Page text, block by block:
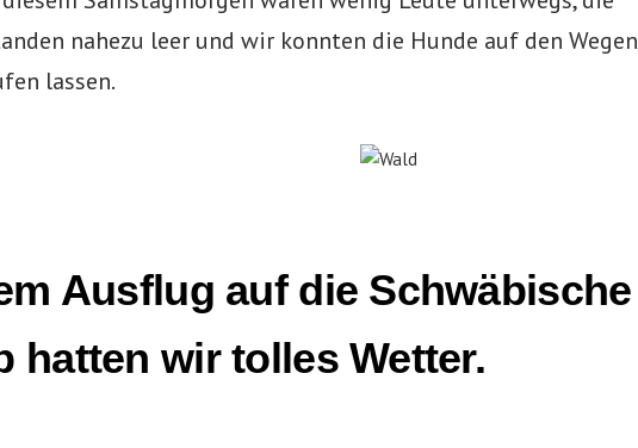
nahezu leer und wir konnten die Hunde auf den Wegen
lassen.
Ausflug auf die Schwäbische
hatten wir tolles Wetter.